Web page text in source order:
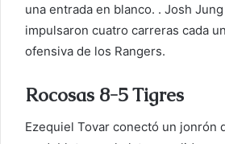
una entrada en blanco. . Josh
impulsaron cuatro carreras cada
ofensiva de los Rangers.
Rocosas 8-5 Tigres
Ezequiel Tovar conectó un jonrón